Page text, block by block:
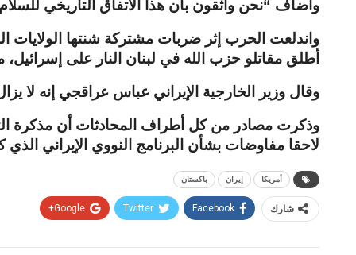
وأضاف “نحن واثقون بأن هذا الاتفاق التاريخي
واندلعت الحرب إثر ضربات مشتركة شنتها الولايات
أطلق مقاتلو حزب الله في لبنان النار على
وقال وزير الخارجية الإيراني عباس عراقجي إنه لا
وذكرت مصادر من كل أطراف المحادثات أن مذكرة
لاحقا مفاوضات بشأن البرنامج النووي الإيراني
أمريكا إيران باكستان
شارك Facebook
Twitter
Google+